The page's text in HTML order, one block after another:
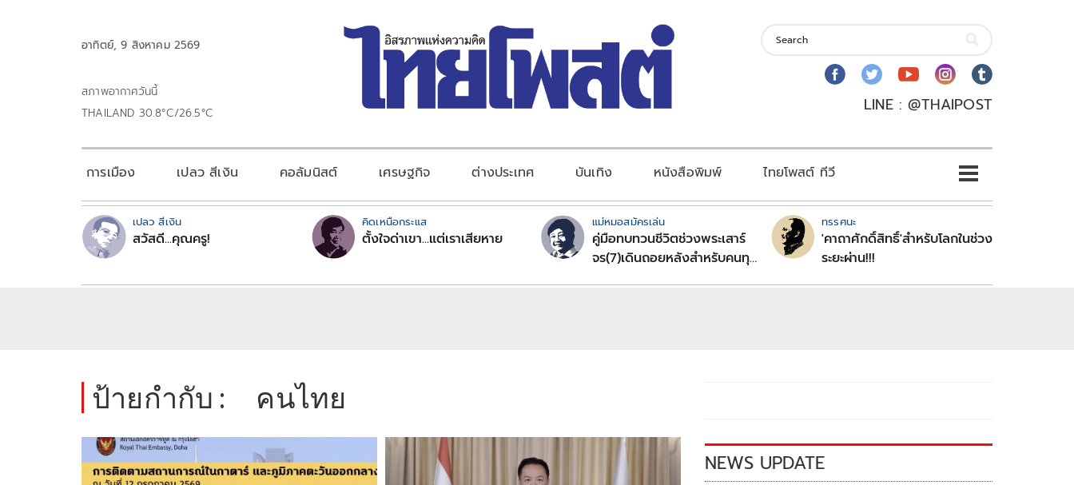
อาทิตย์, 9 สิงหาคม 2569
สภาพอากาศวันนี้
THAILAND 30.8°C/26.5°C
LINE : @THAIPOST
การเมือง เปลว สีเงิน คอลัมนิสต์ เศรษฐกิจ ต่างประเทศ บันเทิง หนังสือพิมพ์ ไทยโพสต์ ทีวี
เปลว สีเงิน
สวัสดี...คุณครู!
คิดเหนือกระแส
ตั้งใจด่าเขา...แต่เราเสียหาย
แม่หมอสมัครเล่น
คู่มือทบทวนชีวิตช่วงพระเสาร์
จร(7)เดินถอยหลังสำหรับคนทุก
ทรรศนะ
'คาถาศักดิ์สิทธิ์'สำหรับโลกในช่วง
ระยะผ่าน!!!
ป้ายกำกับ : คนไทย
NEWS UPDATE